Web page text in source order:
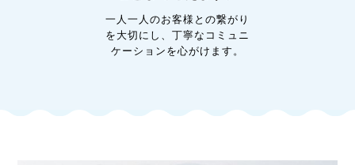
一人一人のお客様との繋がり
を大切にし、丁寧な コミュニ
ケーションを心がけます。